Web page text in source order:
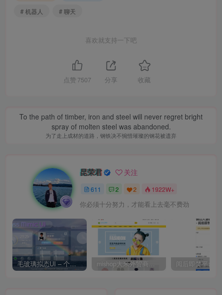
# 机器人
# 聊天
喜欢就支持一下吧
点赞 7507 分享 收藏
To the path of timber, iron and steel will never regret bright
spray of molten steel was abandoned.
为了走上成材的道路，钢铁决不惋惜璀璨的钢花被遗弃
昆荣君 关注
611 2 2 1922W+
你必须十分努力，才能看上去毫不费劲
毛玻璃拟态UI – 个人主页（开源版） mishop大米外贸商城系统133种语言版本